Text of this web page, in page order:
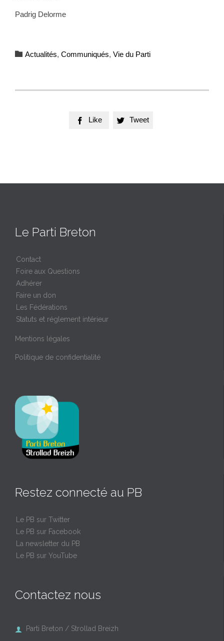
Padrig Delorme
 Category
Actualités, Communiqués, Vie du Parti
 Like  Tweet
Le Parti Breton
Contact
Foire aux Questions
Adhérer
Faire un don
Les Fédérations
Statuts et réglement intérieur
Mentions légales
Politique de confidentialité
Restez connecté au PB
Le PB sur Twitter
Le PB sur Facebook
La newsletter du PB
Le PB sur YouTube
Contactez nous
 Parti Breton / Strollad Breizh